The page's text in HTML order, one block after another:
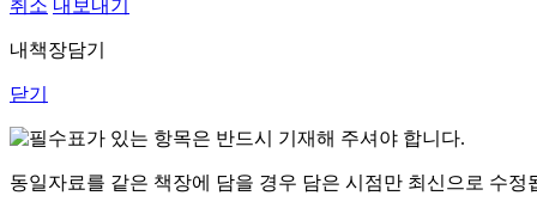
취소 내보내기
내책장담기
닫기
표가 있는 항목은 반드시 기재해 주셔야 합니다.
동일자료를 같은 책장에 담을 경우 담은 시점만 최신으로 수정